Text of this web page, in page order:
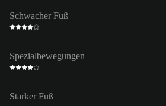
Schwacher Fuß
Spezialbewegungen
Starker Fuß